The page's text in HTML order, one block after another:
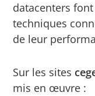
datacenters
techniques
de leur
Sur les sites
mis en œuvre :